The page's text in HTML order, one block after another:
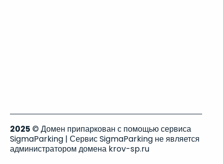
2025 © Домен припаркован с помощью сервиса
SigmaParking | Сервис SigmaParking не является
администратором домена krov-sp.ru